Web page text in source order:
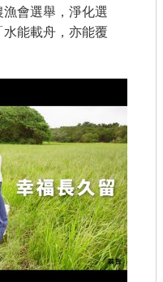
會選舉，淨化選
能載舟，亦能覆
幸福，但如果接受